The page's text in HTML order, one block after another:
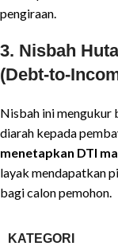
pengiraan.
3. Nisbah
(Debt-to-
Nisbah ini mengukur
diarah kepada
menetapkan DTI
layak mendapatkan
bagi calon pemohon.
KATEGORI